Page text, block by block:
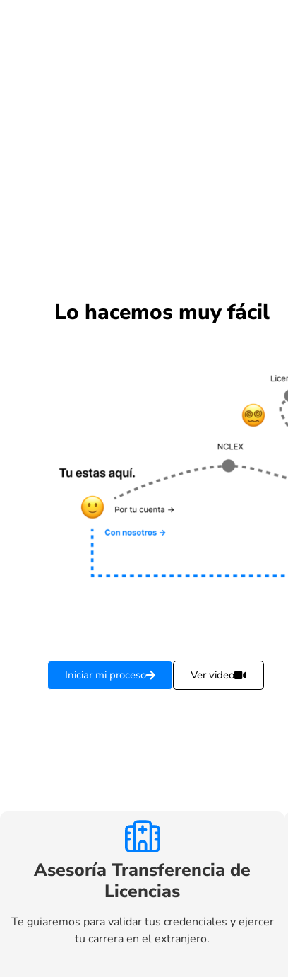
Lo hacemos muy fácil​
Iniciar mi proceso Ver video
Asesoría Transferencia de
Licencias
Te guiaremos para validar tus credenciales y ejercer
tu carrera en el extranjero.